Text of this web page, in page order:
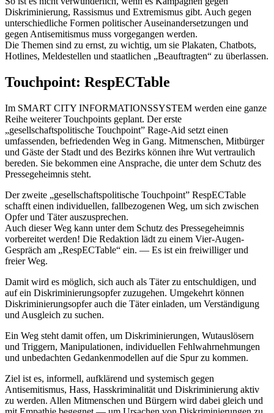
Diskriminierung, Rassismus und Extremismus gibt. Auch gegen
unterschiedliche Formen politischer Auseinandersetzungen und
gegen Antisemitismus muss vorgegangen werden.
Die Themen sind zu ernst, zu wichtig, um sie Plakaten, Chatbots,
Hotlines, Meldestellen und staatlichen „Beauftragten“ zu überlassen.
Touchpoint: RespECTable
Im SMART CITY INFORMATIONSSYSTEM werden eine ganze
Reihe weiterer Touchpoints geplant. Der erste
„gesellschaftspolitische Touchpoint” Rage-Aid setzt einen
umfassenden, befriedenden Weg in Gang. Mitmenschen, Mitbürger
und Gäste der Stadt und des Bezirks können ihre Wut vertraulich
bereden. Sie bekommen eine Ansprache, die unter dem Schutz des
Pressegeheimnis steht.
Der zweite „gesellschaftspolitische Touchpoint” RespECTable
schafft einen individuellen, fallbezogenen Weg, um sich zwischen
Opfer und Täter auszusprechen.
Auch dieser Weg kann unter dem Schutz des Pressegeheimnis
vorbereitet werden! Die Redaktion lädt zu einem Vier-Augen-
Gespräch am „RespECTable“ ein. — Es ist ein freiwilliger und
freier Weg.
Damit wird es möglich, sich auch als Täter zu entschuldigen, und
auf ein Diskriminierungsopfer zuzugehen. Umgekehrt können
Diskriminierungsopfer auch die Täter einladen, um Verständigung
und Ausgleich zu suchen.
Ein Weg steht damit offen, um Diskriminierungen, Wutauslösern
und Triggern, Manipulationen, individuellen Fehlwahrnehmungen
und unbedachten Gedankenmodellen auf die Spur zu kommen.
Ziel ist es, informell, aufklärend und systemisch gegen
Antisemitismus, Hass, Hasskriminalität und Diskriminierung aktiv
zu werden. Allen Mitmenschen und Bürgern wird dabei gleich und